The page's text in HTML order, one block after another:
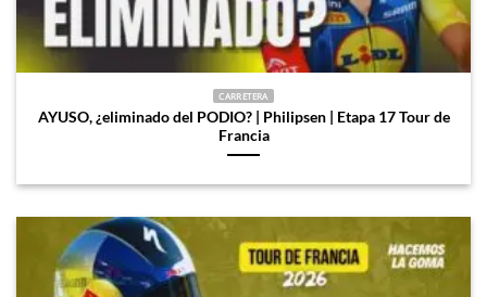
CARRETERA
AYUSO, ¿eliminado del PODIO? | Philipsen | Etapa 17 Tour de
Francia